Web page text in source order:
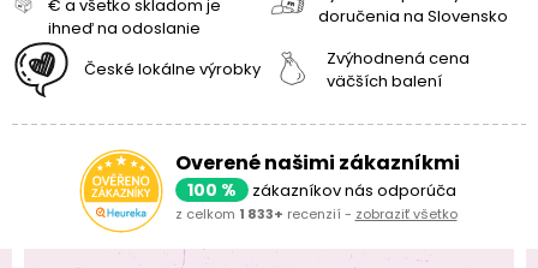
€ a všetko skladom je
ihneď na odoslanie
doručenia na Slovensko
České lokálne výrobky
Zvýhodnená cena
väčších balení
Overené našimi zákazníkmi
100 % zákazníkov nás odporúča
z celkom 1 833+ recenzií - zobraziť všetko